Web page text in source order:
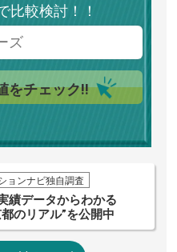
比較検討！！
をチェック!!
ョンナビ独自調査
績データからわかる
のリアル”を公開中